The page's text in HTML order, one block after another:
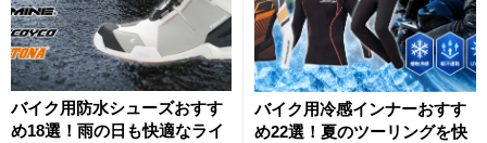
バイク用防水シューズおすす
め18選！雨の日も快適なライ
バイク用冷感インナーおすす
め22選！夏のツーリングを快